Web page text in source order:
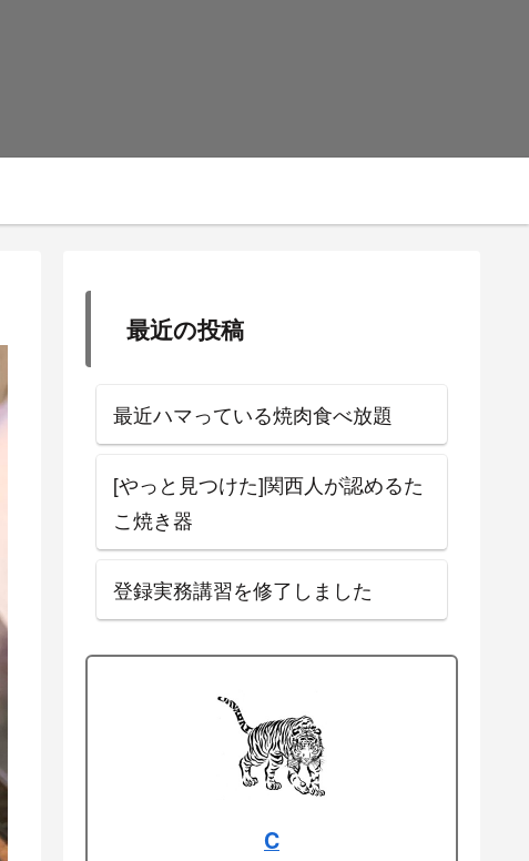
最近の投稿
最近ハマっている焼肉食べ放題
[やっと見つけた]関西人が認めるた
こ焼き器
登録実務講習を修了しました
C